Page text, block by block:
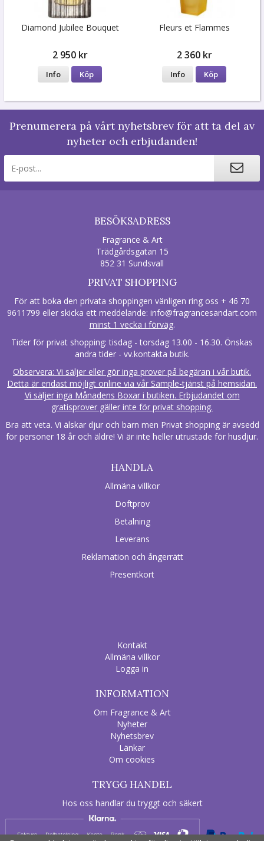
Diamond Jubilee Bouquet
2 950 kr
Info Köp
Fleurs et Flammes
2 360 kr
Info Köp
Prenumerera på vårt nyhetsbrev för att ta del av
nyheter och erbjudanden!
BESÖKSADRESS
Fragrance & Art
Trädgårdsgatan 15
852 31 Sundsvall
PRIVAT SHOPPING
För att boka den privata shoppingen vänligen ring oss + 46 70
9611799 eller skicka ett meddelande: info@fragrancesandart.com
minst 1 vecka i förväg.
Tider för privat shopping: tisdag - torsdag 13.00 - 16.30. Önskas
andra tider - vv.kontakta butik.
Observera: Vi säljer eller gör inga prover på begäran i vår butik.
Detta är endast möjligt online via vår Sample-tjänst på hemsidan.
Vi säljer inga Månadens Boxar i butiken. Erbjudandet om
gratisprover gäller inte för privat shopping.
Bra att veta. Vi älskar djur och barn men Privat shopping är avsedd
för personer 18 år och äldre! Vi är inte heller utrustade för husdjur.
HANDLA
Allmäna villkor
Doftprov
Betalning
Leverans
Reklamation och ångerrätt
Presentkort
Kontakt
Allmäna villkor
Logga in
INFORMATION
Om Fragrance & Art
Nyheter
Nyhetsbrev
Länkar
Om cookies
TRYGG HANDEL
Hos oss handlar du tryggt och säkert